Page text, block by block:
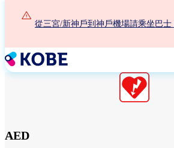
內
容
從三宮/新神戶到神戶機場請乘坐巴士
AED